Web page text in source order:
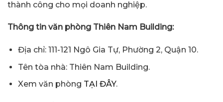
thành công cho mọi doanh nghiệp.
Thông tin văn phòng Thiên Nam Building:
Địa chỉ: 111-121 Ngô Gia Tự, Phường 2, Quận 10.
Tên tòa nhà: Thiên Nam Building.
Xem văn phòng TẠI ĐÂY.